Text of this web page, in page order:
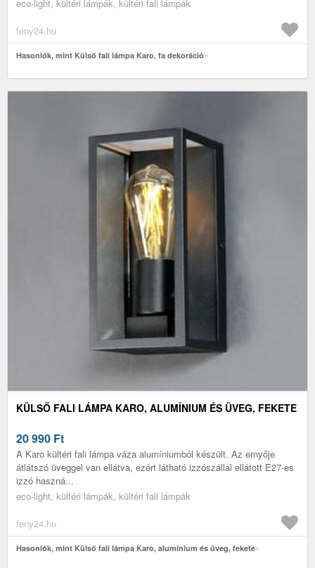
eco-light, kültéri lámpák, kültéri fali lámpák
feny24.hu
Hasonlók, mint Külső fali lámpa Karo, fa dekoráció
KÜLSŐ FALI LÁMPA KARO, ALUMÍNIUM ÉS ÜVEG, FEKETE
20 990 Ft
A Karo kültéri fali lámpa váza alumíniumból készült. Az ernyője
átlátszó üveggel van ellátva, ezért látható izzószállal ellátott E27-es
izzó haszná...
eco-light, kültéri lámpák, kültéri fali lámpák
feny24.hu
Hasonlók, mint Külső fali lámpa Karo, alumínium és üveg, fekete